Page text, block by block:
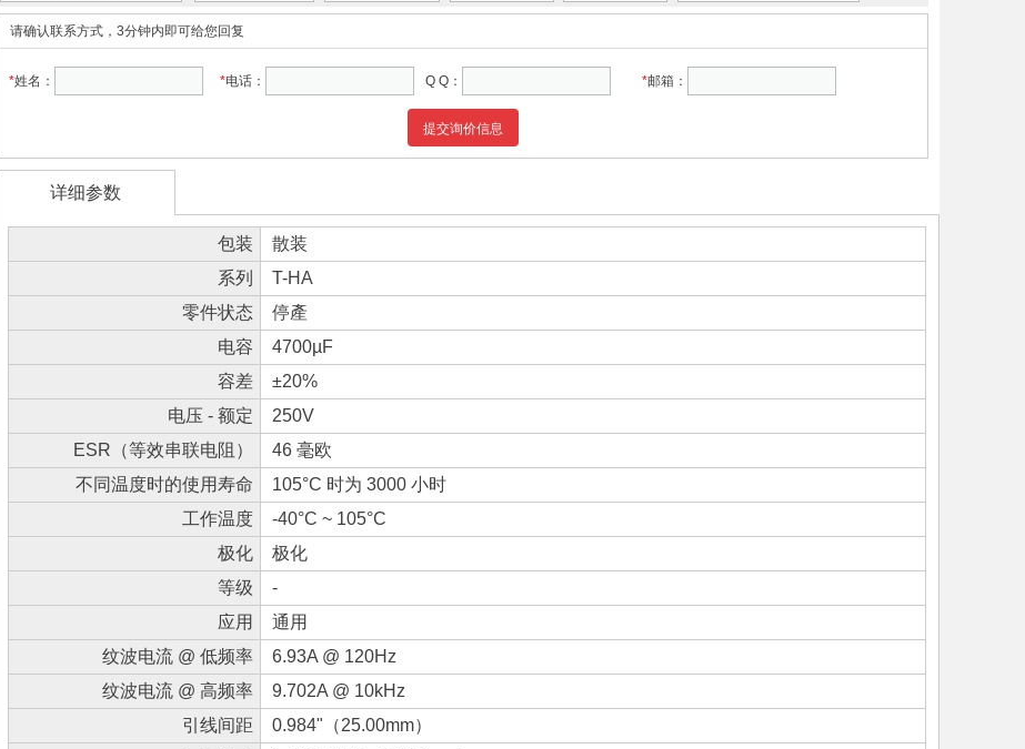
请确认联系方式，3分钟内即可给您回复
*姓名： *电话： Q Q： *邮箱：
提交询价信息
详细参数
包装
散装
系列
T-HA
零件状态
停產
电容
4700µF
容差
±20%
电压 - 额定
250V
ESR（等效串联电阻）
46 毫欧
不同温度时的使用寿命
105°C 时为 3000 小时
工作温度
-40°C ~ 105°C
极化
极化
等级
-
应用
通用
纹波电流 @ 低频率
6.93A @ 120Hz
纹波电流 @ 高频率
9.702A @ 10kHz
引线间距
0.984"（25.00mm）